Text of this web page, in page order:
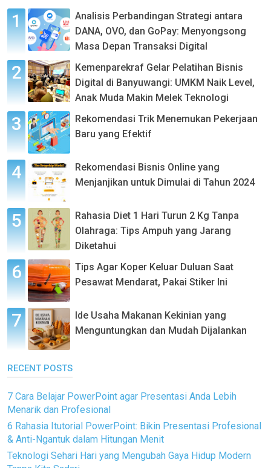
Analisis Perbandingan Strategi antara
DANA, OVO, dan GoPay: Menyongsong
Masa Depan Transaksi Digital
Kemenparekraf Gelar Pelatihan Bisnis
Digital di Banyuwangi: UMKM Naik Level,
Anak Muda Makin Melek Teknologi
Rekomendasi Trik Menemukan Pekerjaan
Baru yang Efektif
Rekomendasi Bisnis Online yang
Menjanjikan untuk Dimulai di Tahun 2024
Rahasia Diet 1 Hari Turun 2 Kg Tanpa
Olahraga: Tips Ampuh yang Jarang
Diketahui
Tips Agar Koper Keluar Duluan Saat
Pesawat Mendarat, Pakai Stiker Ini
Ide Usaha Makanan Kekinian yang
Menguntungkan dan Mudah Dijalankan
RECENT POSTS
7 Cara Belajar PowerPoint agar Presentasi Anda Lebih
Menarik dan Profesional
6 Rahasia Itutorial PowerPoint: Bikin Presentasi Profesional
& Anti-Ngantuk dalam Hitungan Menit
Teknologi Sehari Hari yang Mengubah Gaya Hidup Modern